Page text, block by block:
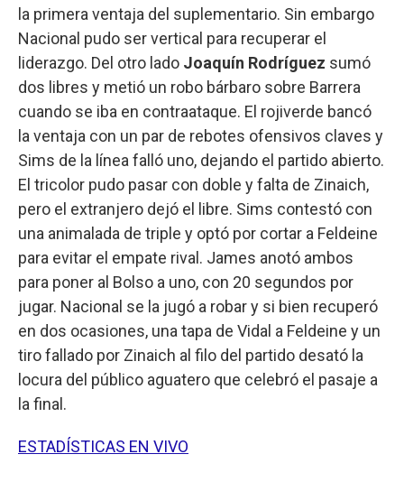
la primera ventaja del suplementario. Sin embargo
Nacional pudo ser vertical para recuperar el
liderazgo. Del otro lado Joaquín Rodríguez sumó
dos libres y metió un robo bárbaro sobre Barrera
cuando se iba en contraataque. El rojiverde bancó
la ventaja con un par de rebotes ofensivos claves y
Sims de la línea falló uno, dejando el partido abierto.
El tricolor pudo pasar con doble y falta de Zinaich,
pero el extranjero dejó el libre. Sims contestó con
una animalada de triple y optó por cortar a Feldeine
para evitar el empate rival. James anotó ambos
para poner al Bolso a uno, con 20 segundos por
jugar. Nacional se la jugó a robar y si bien recuperó
en dos ocasiones, una tapa de Vidal a Feldeine y un
tiro fallado por Zinaich al filo del partido desató la
locura del público aguatero que celebró el pasaje a
la final.
ESTADÍSTICAS EN VIVO